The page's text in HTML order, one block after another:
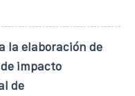
la elaboración de
impacto
de